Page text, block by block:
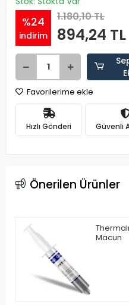
%24
indirim
1.180,10 TL
894,24 TL
Favorilerime ekle
Hızlı Gönderi Güvenli
Önerilen Ürünler
Macun